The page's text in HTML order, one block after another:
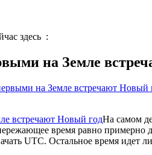
здесь :
на Земле
на Земле встречают Новый
На самом
время равно примерно
UTC. Остальное время